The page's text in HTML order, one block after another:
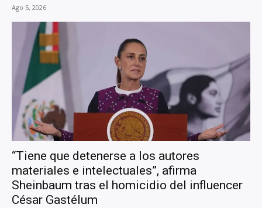
Ago 5, 2026
“Tiene que detenerse a los autores
materiales e intelectuales”, afirma
Sheinbaum tras el homicidio del influencer
César Gastélum